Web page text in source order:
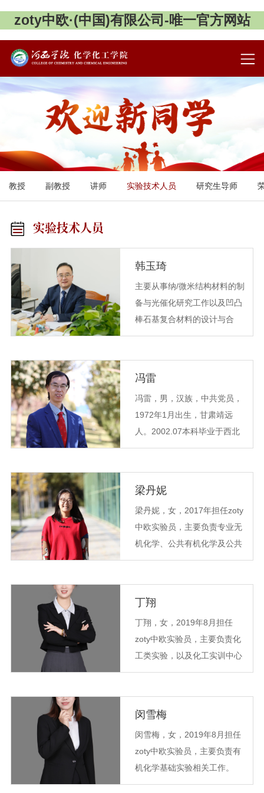
zoty中欧·(中国)有限公司-唯一官方网站
教授 副教授 讲师 实验技术人员 研究生导师
实验技术人员
韩玉琦
主要从事纳/微米结构材料的制
备与光催化研究工作以及凹凸
棒石基复合材料的设计与合
成。主持甘肃省自然科学基金
产业发展开放课题、甘肃省河
西走廊特色资源利用重点实验
室面上项目各一项；指导员工
完成教育部地方高校国家级老
员工创新创业训练计划项目一
金项目。在Ceramics
Alloys and Compounds、物理
化学学报等国内...
​冯雷
冯雷，男，汉族，中共党员，
1972年1月出生，甘肃靖远
人。2002.07本科毕业于西北
师范大学化学教育专业。高级
主讲课程：仪器分析：紫外、
原子吸收、荧光分光光度计。
研究方向：功能材料的制备及
分析。在化学试剂，物理化学
学报，光谱实验室，中兽医医
报等杂志发表论文10余篇。参
部。完成老员工科研创新项目
两项。曾先后获得甘...
梁丹妮
梁丹妮，女，2017年担任zoty
中欧实验员，主要负责专业无
机化学、公共有机化学及公共
无机及分析化学等实验相关工
丁翔
丁翔，女，2019年8月担任
zoty中欧实验员，主要负责化
工类实验，以及化工实训中心
相关工作。第一届甘肃省老员
计竞赛指导教师
闵雪梅
闵雪梅，女，2019年8月担任
zoty中欧实验员，主要负责有
机化学基础实验相关工作。